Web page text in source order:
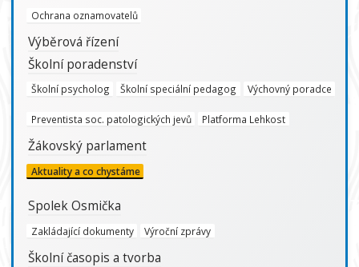
Ochrana oznamovatelů
Výběrová řízení
Školní poradenství
Školní psycholog Školní speciální pedagog Výchovný poradce
Preventista soc. patologických jevů Platforma Lehkost
Žákovský parlament
Aktuality a co chystáme
Spolek Osmička
Zakládající dokumenty Výroční zprávy
Školní časopis a tvorba